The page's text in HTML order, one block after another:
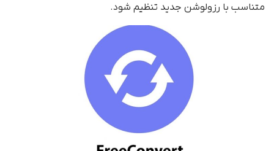
متناسب با رزولوشن جدید تنظیم شود.